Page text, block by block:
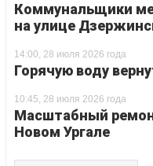
Коммунальщики
на улице
14:00, 28 июля 2026 года
Горячую воду
10:45, 28 июля 2026 года
Масштабный
Новом Ургале